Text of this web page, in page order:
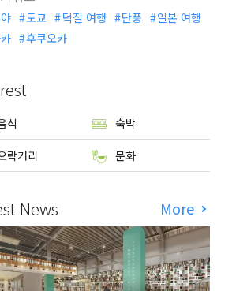
도쿄 덕질 여행 단풍
일본 여행
후쿠오카
식 숙박
락거리 문화
News More